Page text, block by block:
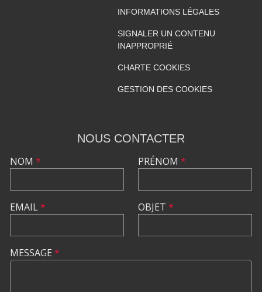
INFORMATIONS LÉGALES
SIGNALER UN CONTENU
INAPPROPRIÉ
CHARTE COOKIES
GESTION DES COOKIES
NOUS CONTACTER
NOM *
EMAIL*
PRÉNOM *
OBJET *
MESSAGE *